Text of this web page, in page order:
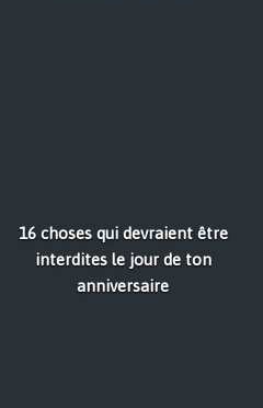
16 choses qui devraient être
interdites le jour de ton
anniversaire